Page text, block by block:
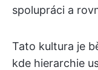
spolupráci a
Tato kultura je
kde hierarchie